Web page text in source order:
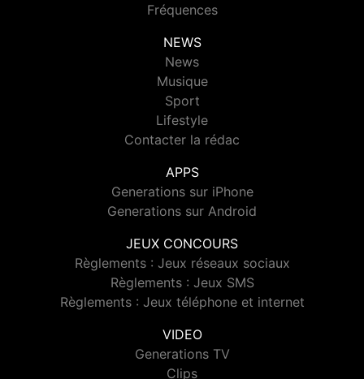
Fréquences
NEWS
News
Musique
Sport
Lifestyle
Contacter la rédac
APPS
Generations sur iPhone
Generations sur Android
JEUX CONCOURS
Règlements : Jeux réseaux sociaux
Règlements : Jeux SMS
Règlements : Jeux téléphone et internet
VIDEO
Generations TV
Clips